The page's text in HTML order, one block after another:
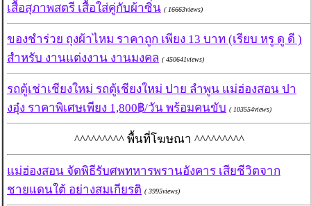
เสื้อสุภาพสตรี เสื้อใส่คู่กับผ้าซิ่น ( 16663views)
ของชำร่วย ถุงผ้าไหม ราคาถูก เพียง 13 บาท (เรียบ หรู ดู ดี )
สำหรับ งานแต่งงาน งานมงคล ( 450641views)
รถตู้เช่าเชียงใหม่ รถตู้เชียงใหม่ ปาย ลำพูน แม่ฮ่องสอน ปา
งอุ๋ง ราคาพิเศษเพียง 1,800฿/วัน พร้อมคนขับ ( 103554views)
^^^^^^^^^ พื้นที่โฆษณา ^^^^^^^^^
แม่ฮ่องสอน จัดพิธีรับศพทหารพรานอังคาร เสียชีวิตจาก
ชายแดนใต้ อย่างสมเกียรติ ( 3995views)